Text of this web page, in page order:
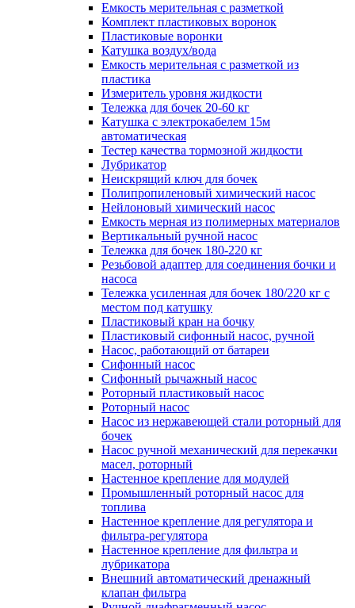
Емкость мерительная с разметкой
Комплект пластиковых воронок
Пластиковые воронки
Катушка воздух/вода
Емкость мерительная с разметкой из
пластика
Измеритель уровня жидкости
Тележка для бочек 20-60 кг
Катушка с электрокабелем 15м
автоматическая
Тестер качества тормозной жидкости
Лубрикатор
Неискрящий ключ для бочек
Полипропиленовый химический насос
Нейлоновый химический насос
Емкость мерная из полимерных материалов
Вертикальный ручной насос
Тележка для бочек 180-220 кг
Резьбовой адаптер для соединения бочки и
насоса
Тележка усиленная для бочек 180/220 кг с
местом под катушку
Пластиковый кран на бочку
Пластиковый сифонный насос, ручной
Насос, работающий от батареи
Сифонный насос
Сифонный рычажный насос
Роторный пластиковый насос
Роторный насос
Насос из нержавеющей стали роторный для
бочек
Насос ручной механический для перекачки
масел, роторный
Настенное крепление для модулей
Промышленный роторный насос для
топлива
Настенное крепление для регулятора и
фильтра-регулятора
Настенное крепление для фильтра и
лубрикатора
Внешний автоматический дренажный
клапан фильтра